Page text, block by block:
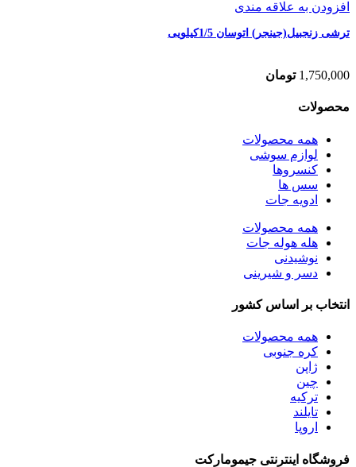
افزودن به علاقه مندی
ترشی زنجبیل(جینجر) اتوسان 1/5کیلویی
1,750,000 تومان
محصولات
همه محصولات
لوازم سوشی
کنسروها
سس ها
ادویه جات
همه محصولات
هله هوله جات
نوشیدنی
دسر و شیرینی
انتخاب بر اساس کشور
همه محصولات
کره جنوبی
ژاپن
چین
ترکیه
تایلند
اروپا
فروشگاه اینترنتی جیمومارکت